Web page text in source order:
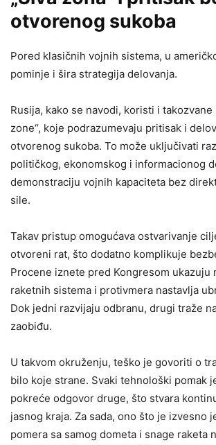
otvorenog sukoba
Pored klasičnih vojnih sistema, u
pominje i šira strategija delovanja.
Rusija, kako se navodi, koristi i takozvane
zone“, koje podrazumevaju pritisak i
otvorenog sukoba. To može uključivati
političkog, ekonomskog i informacionog
demonstraciju vojnih kapaciteta bez
sile.
Takav pristup omogućava ostvarivanje
otvoreni rat, što dodatno komplikuje
Procene iznete pred Kongresom ukazuju
raketnih sistema i protivmera nastavlja
Dok jedni razvijaju odbranu, drugi traže
zaobiđu.
U takvom okruženju, teško je govoriti o
bilo koje strane. Svaki tehnološki pomak
pokreće odgovor druge, što stvara
jasnog kraja. Za sada, ono što je izvesno
pomera sa samog dometa i snage raketa